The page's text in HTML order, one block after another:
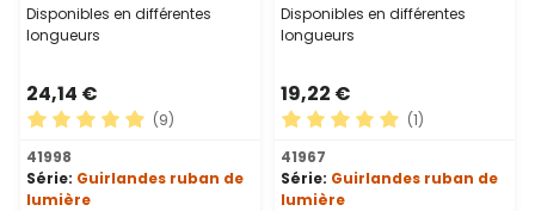
Disponibles en différentes
longueurs
24,14 €
Note moyenne de 4.89 sur 5 étoiles
(9)
41998
Série: Guirlandes ruban de
lumière
Disponibles en différentes
longueurs
19,22 €
Note moyenne de 5 sur 5
(1)
41967
Série: Guirlandes ruban de
lumière